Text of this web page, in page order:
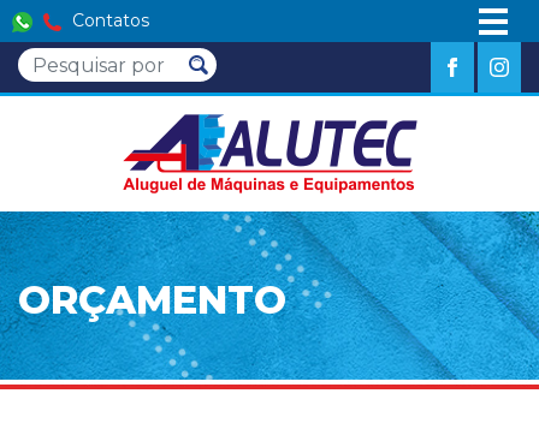
Contatos
ORÇAMENTO